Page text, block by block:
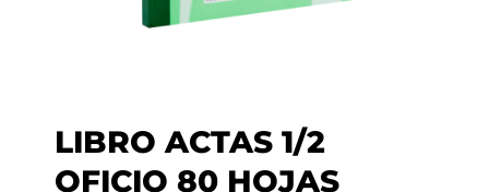
LIBRO ACTAS 1/2
OFICIO 80 HOJAS